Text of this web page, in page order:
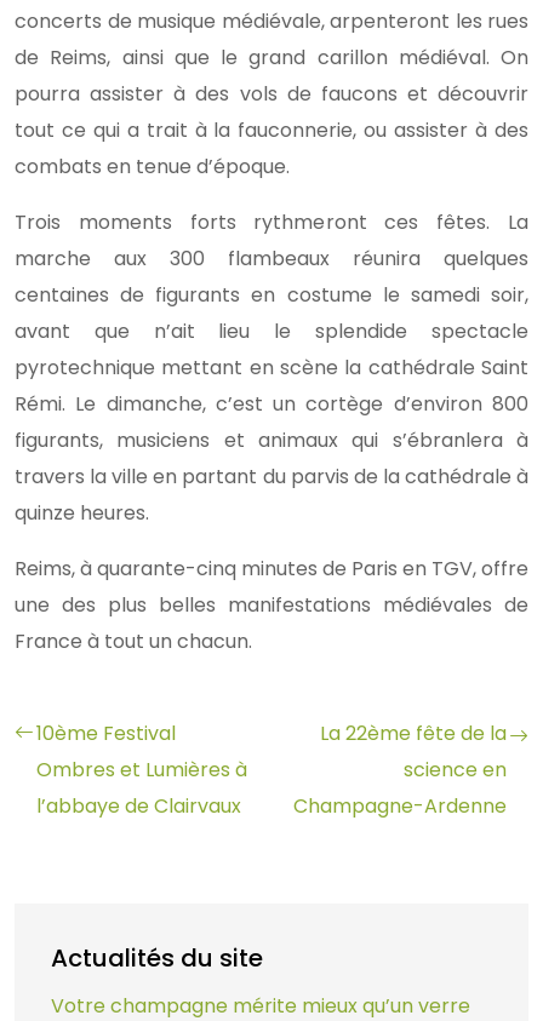
concerts de musique médiévale, arpenteront les rues
de Reims, ainsi que le grand carillon médiéval. On
pourra assister à des vols de faucons et découvrir
tout ce qui a trait à la fauconnerie, ou assister à des
combats en tenue d’époque.
Trois moments forts rythmeront ces fêtes. La
marche aux 300 flambeaux réunira quelques
centaines de figurants en costume le samedi soir,
avant que n’ait lieu le splendide spectacle
pyrotechnique mettant en scène la cathédrale Saint
Rémi. Le dimanche, c’est un cortège d’environ 800
figurants, musiciens et animaux qui s’ébranlera à
travers la ville en partant du parvis de la cathédrale à
quinze heures.
Reims, à quarante-cinq minutes de Paris en TGV, offre
une des plus belles manifestations médiévales de
France à tout un chacun.
10ème Festival
Ombres et Lumières à
l’abbaye de Clairvaux
La 22ème fête de la
science en
Champagne-Ardenne
Actualités du site
Votre champagne mérite mieux qu’un verre